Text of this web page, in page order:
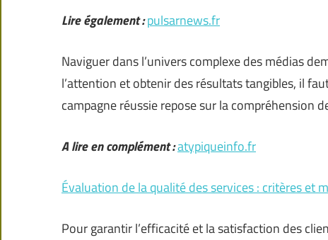
Lire également :pulsarnews.fr
Naviguer dans l’univers complexe des médias
l’attention et obtenir des résultats tangibles, il
campagne réussie repose sur la compréhension
A lire en complément :atypiqueinfo.fr
Évaluation de la qualité des services : critères et
Pour garantir l’efficacité et la satisfaction des